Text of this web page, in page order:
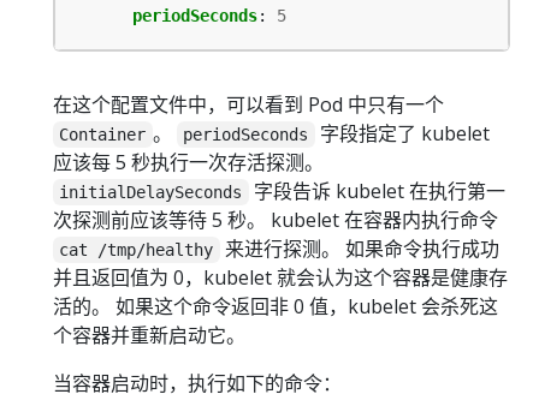
periodSeconds: 5
在这个配置文件中，可以看到 Pod 中只有一个
Container 。 periodSeconds
字段指定了 kubelet
应该每 5 秒执行一次存活探测。
initialDelaySeconds
字段告诉 kubelet 在执行第一
次探测前应该等待 5 秒。 kubelet 在容器内执行命令
cat /tmp/healthy
来进行探测。 如果命令执行成功
并且返回值为 0，kubelet 就会认为这个容器是健康存
活的。 如果这个命令返回非 0 值，kubelet 会杀死这
个容器并重新启动它。
当容器启动时，执行如下的命令：